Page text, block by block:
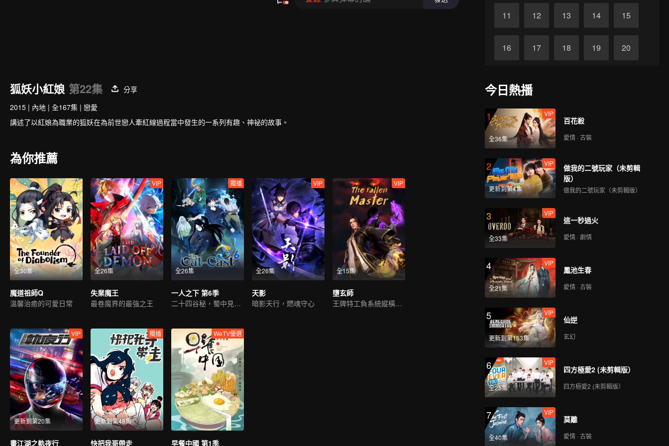
11 12 13 14 15
16 17 18 19 20
26 27
狐妖小紅娘 第22集
分享
2015 | 內地 | 全167集 | 戀愛
講述了以紅娘為職業的狐妖在為前世戀人牽紅線過程當中發生的一系列有趣、神祕的故事。
為你推薦
全30集
魔道祖師Q
溫馨治癒的可愛日常
全26集
VIP
失業魔王
最卷魔界的最強之王
全26集
獨播
一人之下 第6季
二十四谷秘，蜀中見故人
全26集
VIP
天影
暗影天行，燃魂守心
全15集
VIP
墮玄師
王牌特工負系統縱橫九荒
更新到第20集
VIP
畫江湖之軌夜行
更新到第48集
獨播
快把我哥帶走
WeTV優選
早餐中國 第1季
今日熱播
1
全36集
VIP
百花殺
愛情 · 古裝
2
更新到第4集
VIP
做我的二號玩家（未剪輯
版）
做我的二號玩家（未剪輯版）
3
全33集
VIP
這一秒過火
愛情 · 劇情
4
全21集
VIP
鳳池生春
愛情 · 古裝
5
更新到第153集
VIP
仙逆
玄幻
6
全25集
VIP
四方極愛2 (未剪輯版）
四方極愛2 (未剪輯版）
7
全40集
VIP
莫離
愛情 · 古裝